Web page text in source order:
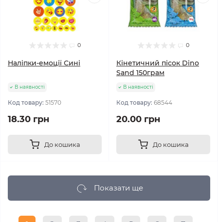
0
Наліпки-емоції Сині
В наявності
Код товару: 51570
18.30 грн
До кошика
0
Кінетичний пісок Dino
Sand 150грам
В наявності
Код товару: 68544
20.00 грн
До кошика
Показати ще